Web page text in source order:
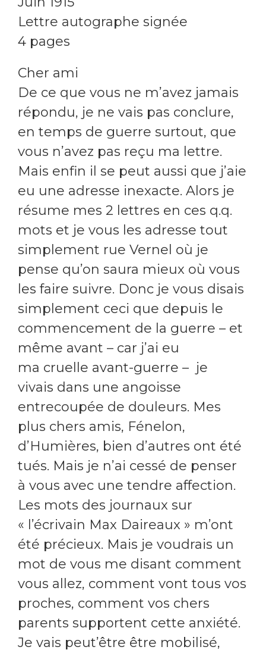
Lettre autographe signée
4 pages
Cher ami
De ce que vous ne m’avez jamais
répondu, je ne vais pas conclure,
en temps de guerre surtout, que
vous n’avez pas reçu ma lettre.
Mais enfin il se peut aussi que j’aie
eu une adresse inexacte. Alors je
résume mes 2 lettres en ces q.q.
mots et je vous les adresse tout
simplement rue Vernel où je
pense qu’on saura mieux où vous
les faire suivre. Donc je vous disais
simplement ceci que depuis le
commencement de la guerre – et
même avant – car j’ai eu
ma cruelle avant-guerre – je
vivais dans une angoisse
entrecoupée de douleurs. Mes
plus chers amis, Fénelon,
d’Humières, bien d’autres ont été
tués. Mais je n’ai cessé de penser
à vous avec une tendre affection.
Les mots des journaux sur
« l’écrivain Max Daireaux » m’ont
été précieux. Mais je voudrais un
mot de vous me disant comment
vous allez, comment vont tous vos
proches, comment vos chers
parents supportent cette anxiété.
Je vais peut’être être mobilisé,